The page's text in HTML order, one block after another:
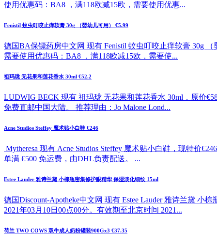
使用优惠码：BA8 ，满118欧减15欧，需要使用优惠...
Fenistil 蚊虫叮咬止痒软膏 30g （婴幼儿可用） €5.99
德国BA保镖药房中文网 现有 Fenistil 蚊虫叮咬止痒软膏 30g
需要使用优惠码：BA8 ，满118欧减15欧，需要使...
祖玛珑 无花果和莲花香水 30ml €52.2
LUDWIG BECK 现有 祖玛珑 无花果和莲花香水 30ml，原价
免费直邮中国大陆。 推荐理由：Jo Malone Lond...
Acne Studios Steffey 魔术贴小白鞋 €246
Mytheresa 现有 Acne Studios Steffey 魔术贴小白鞋，现特价
单满 €500 免运费，由DHL负责配送。 ...
Estee Lauder 雅诗兰黛 小棕瓶密集修护眼精华 保湿淡化细纹 15ml
德国Discount-Apotheke中文网 现有 Estee Lauder 雅诗兰黛 小
2021年03月10日00点00分。有效期至北京时间 2021...
荷兰 TWO COWS 双牛成人奶粉罐装900Gx3 €37.35